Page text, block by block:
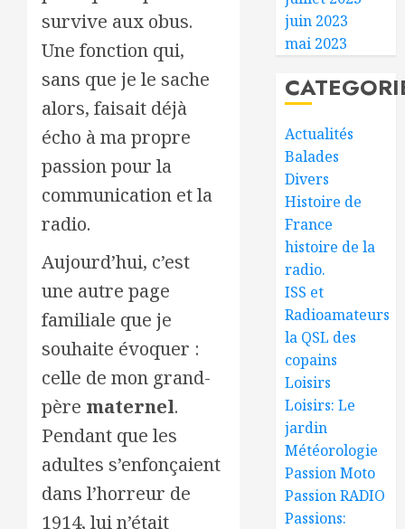
survive aux obus.
Une fonction qui,
sans que je le sache
alors, faisait déjà
écho à ma propre
passion pour la
communication et la
radio.
Aujourd’hui, c’est
une autre page
familiale que je
souhaite évoquer :
celle de mon grand-
père maternel.
Pendant que les
adultes s’enfonçaient
dans l’horreur de
1914, lui n’était
juin 2023
mai 2023
Actualités
Balades
Divers
Histoire de
France
histoire de la
radio.
ISS et
Radioamateurs
la QSL des
copains
Loisirs
Loisirs: Le
jardin
Météorologie
Passion Moto
Passion RADIO
Passions: